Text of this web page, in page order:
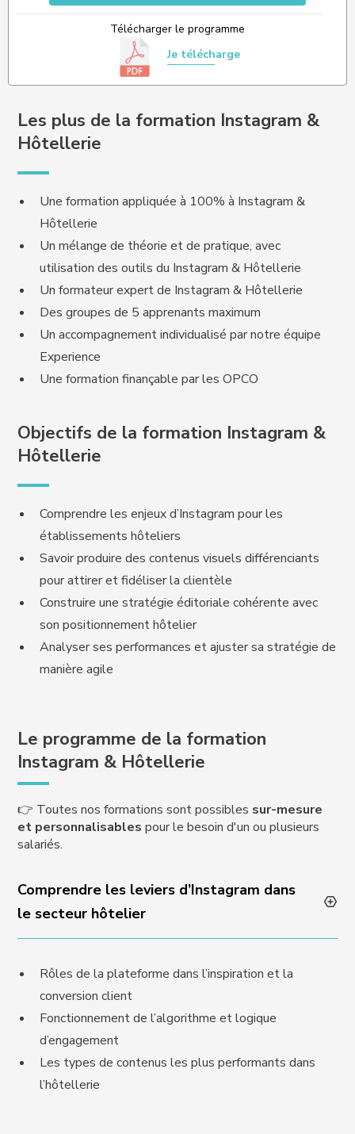
Télécharger le programme
Je télécharge
Les plus de la formation Instagram &
Hôtellerie
Une formation appliquée à 100% à Instagram &
Hôtellerie
Un mélange de théorie et de pratique, avec
utilisation des outils du Instagram & Hôtellerie
Un formateur expert de Instagram & Hôtellerie
Des groupes de 5 apprenants maximum
Un accompagnement individualisé par notre équipe
Experience
Une formation finançable par les OPCO
Objectifs de la formation Instagram &
Hôtellerie
Comprendre les enjeux d’Instagram pour les
établissements hôteliers
Savoir produire des contenus visuels différenciants
pour attirer et fidéliser la clientèle
Construire une stratégie éditoriale cohérente avec
son positionnement hôtelier
Analyser ses performances et ajuster sa stratégie de
manière agile
Le programme de la formation
Instagram & Hôtellerie
👉 Toutes nos formations sont possibles sur-mesure
et personnalisables pour le besoin d'un ou plusieurs
salariés.
Comprendre les leviers d’Instagram dans
le secteur hôtelier
Rôles de la plateforme dans l’inspiration et la
conversion client
Fonctionnement de l’algorithme et logique
d’engagement
Les types de contenus les plus performants dans
l’hôtellerie